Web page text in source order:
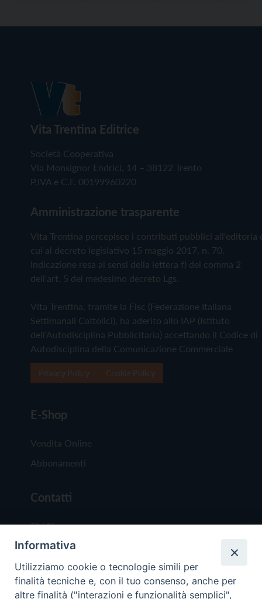
Vita Trentina Editrice
Società Cooperativa
Via Monsignor Endrici, 14 – 38122 Trento
P.IVA e C.F. 00199960220
Amministrazione trasparente
Vita Trentina percepisce i contributi pubblici all'editoria
cui al decreto legislativo 15 maggio 2017, n. 70.
Indicazione resa ai sensi della lettera f) del comma 2
dell'art. 5 del medesimo decreto Lgs.
Vita Trentina, tramite la Fisc (Federazione Italiana
Settimanali Cattolici), ha aderito allo IAP (Istituto
dell'Autodisciplina Pubblicitaria) accettando il Codice di
Autodisciplina della Comunicazione Commerciale
E-Shop
Vendita Online
Abbonamenti
Contatti
Chi Siamo
Redazione
Scrivici
Informativa
Utilizziamo cookie o tecnologie simili per
finalità tecniche e, con il tuo consenso, anche per
altre finalità ("interazioni e funzionalità semplici",